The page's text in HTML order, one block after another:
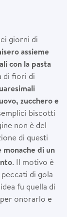
giorni di
assieme
con la pasta
di fiori di
zucchero e
biscotti
non è del
di questi
monache di un
. Il motivo è
di gola
fu quella di
onorarlo e